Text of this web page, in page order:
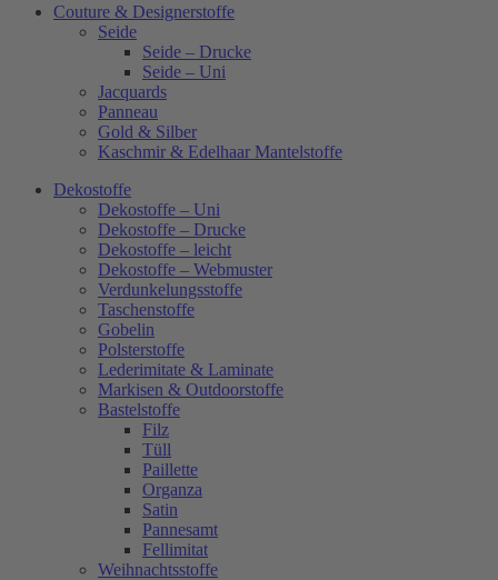
Couture & Designerstoffe
Seide
Seide – Drucke
Seide – Uni
Jacquards
Panneau
Gold & Silber
Kaschmir & Edelhaar Mantelstoffe
Dekostoffe
Dekostoffe – Uni
Dekostoffe – Drucke
Dekostoffe – leicht
Dekostoffe – Webmuster
Verdunkelungsstoffe
Taschenstoffe
Gobelin
Polsterstoffe
Lederimitate & Laminate
Markisen & Outdoorstoffe
Bastelstoffe
Filz
Tüll
Paillette
Organza
Satin
Pannesamt
Fellimitat
Weihnachtsstoffe